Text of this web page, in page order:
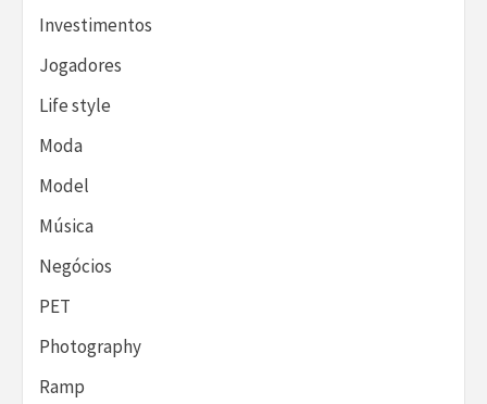
Investimentos
Jogadores
Life style
Moda
Model
Música
Negócios
PET
Photography
Ramp